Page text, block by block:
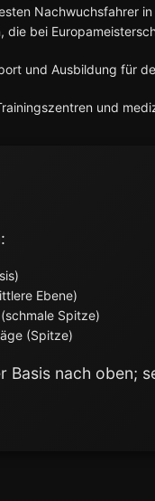
Nachwuchsfahrer
die bei
und Ausbildung für
und
Ebene)
Spitze)
(Spitze)
nach oben;